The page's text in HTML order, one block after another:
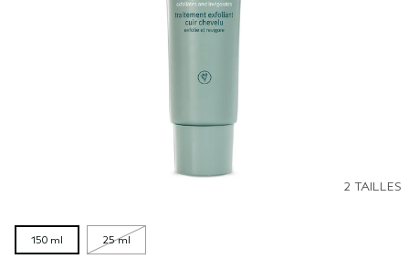
2 TAILLES
150 ml 25 ml